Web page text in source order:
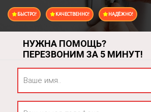
БЫСТРО! КАЧЕСТВЕННО! НАДЁЖНО!
НУЖНА ПОМОЩЬ?
ПЕРЕЗВОНИМ ЗА 5 МИНУТ!